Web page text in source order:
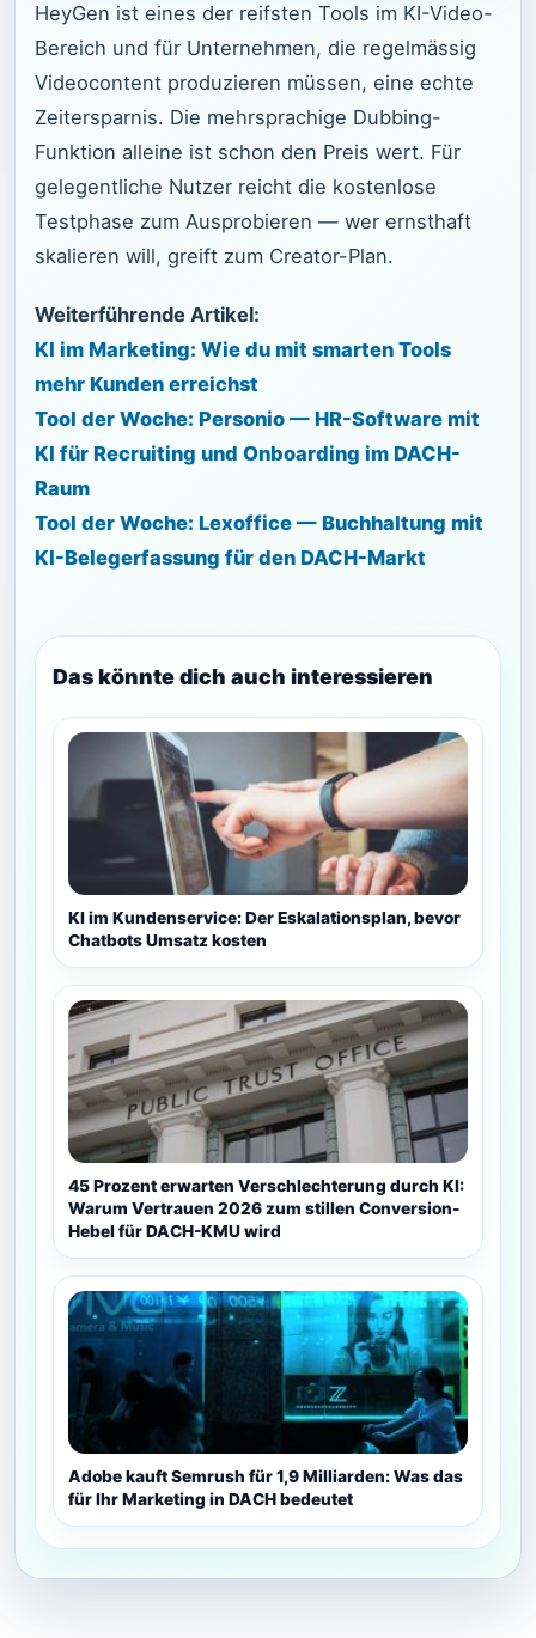
HeyGen ist eines der reifsten Tools im KI-Video-
Bereich und für Unternehmen, die regelmässig
Videocontent produzieren müssen, eine echte
Zeitersparnis. Die mehrsprachige Dubbing-
Funktion alleine ist schon den Preis wert. Für
gelegentliche Nutzer reicht die kostenlose
Testphase zum Ausprobieren — wer ernsthaft
skalieren will, greift zum Creator-Plan.
Weiterführende Artikel:
KI im Marketing: Wie du mit smarten Tools
mehr Kunden erreichst
Tool der Woche: Personio — HR-Software mit
KI für Recruiting und Onboarding im DACH-
Raum
Tool der Woche: Lexoffice — Buchhaltung mit
KI-Belegerfassung für den DACH-Markt
Das könnte dich auch interessieren
KI im Kundenservice: Der Eskalationsplan, bevor
Chatbots Umsatz kosten
45 Prozent erwarten Verschlechterung durch KI:
Warum Vertrauen 2026 zum stillen Conversion-
Hebel für DACH-KMU wird
Adobe kauft Semrush für 1,9 Milliarden: Was das
für Ihr Marketing in DACH bedeutet